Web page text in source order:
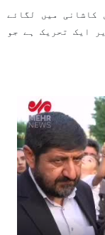
کاشانی میں لگائے
ایک تحریک ہے جو